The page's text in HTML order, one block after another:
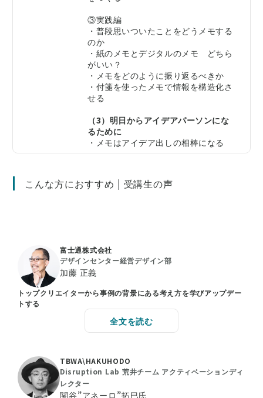
③実践編
・普段思いついたことをどうメモする
のか
・紙のメモとデジタルのメモ どちら
がいい？
・メモをどのように振り返るべきか
・付箋を使ったメモで情報を構造化さ
せる
（3）明日からアイデアパーソンにな
るために
・メモはアイデア出しの相棒になる
こんな方におすすめ | 受講生の声
富士通株式会社
デザインセンター経営デザイン部
加藤 正義
トップクリエイターから事例の背景にある考え方を学びアップデー
トする
全文を読む
TBWA\HAKUHODO
Disruption Lab 荒井チーム アクティベーションディ
レクター
関谷”アネーロ”拓巳氏